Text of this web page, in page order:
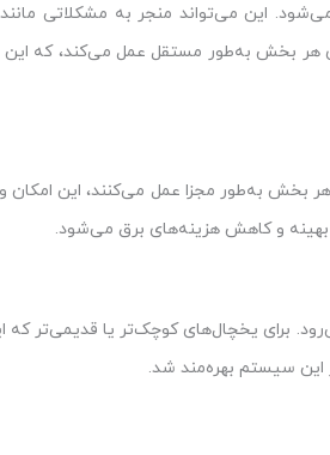
این می‌تواند منجر به مشکلاتی مانند
هر بخش به‌طور مستقل عمل می‌کند، که
به‌طور مجزا عمل می‌کنند، این امکان
بهینه و کاهش هزینه‌های برق می‌شود.
برای یخچال‌های کوچک‌تر یا قدیمی‌تر که
این سیستم بهره‌مند شد.